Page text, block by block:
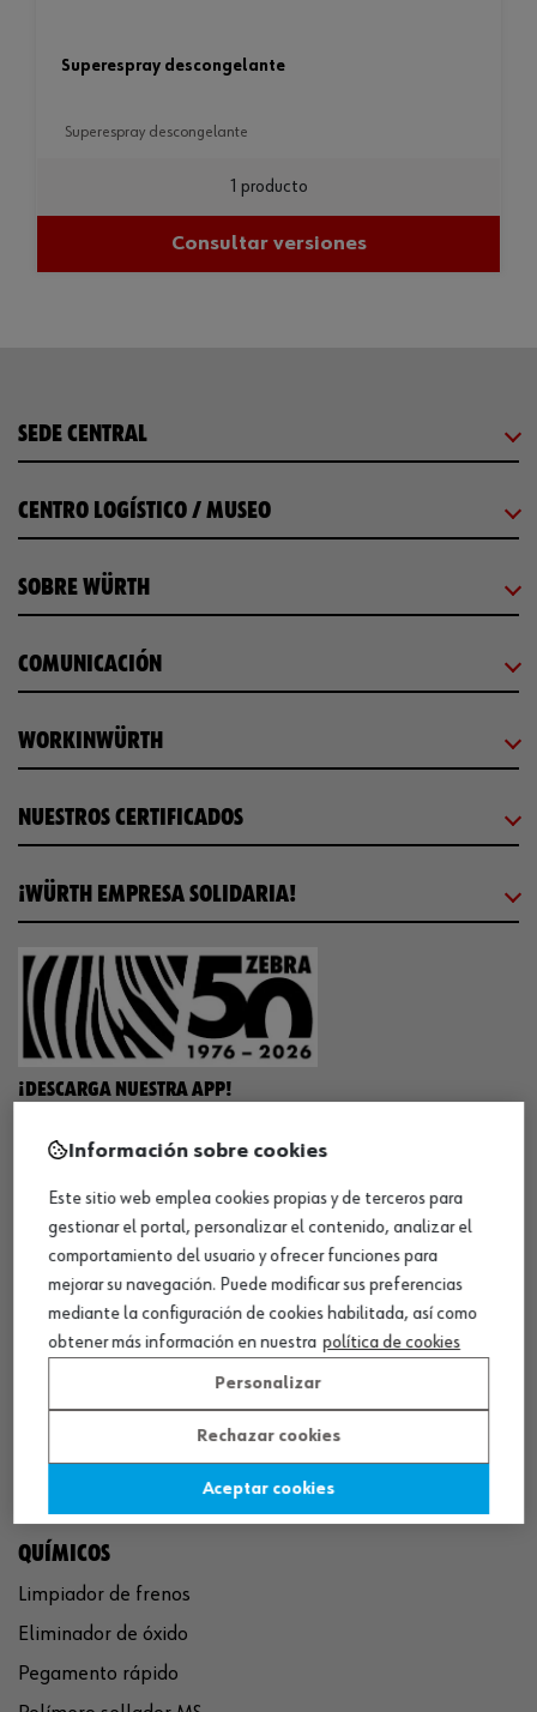
superespray descongelante
superespray descongelante
1 producto
Consultar versiones
SEDE CENTRAL
CENTRO LOGÍSTICO / MUSEO
SOBRE WÜRTH
COMUNICACIÓN
WORKINWÜRTH
NUESTROS CERTIFICADOS
¡WÜRTH EMPRESA SOLIDARIA!
¡DESCARGA NUESTRA APP!
MÉTODOS DE PAGO
¡SÍGUENOS!
QUÍMICOS
Limpiador de frenos
Eliminador de óxido
Pegamento rápido
Información sobre cookies
Este sitio web emplea cookies propias y de terceros para
gestionar el portal, personalizar el contenido, analizar el
comportamiento del usuario y ofrecer funciones para
mejorar su navegación. Puede modificar sus preferencias
mediante la configuración de cookies habilitada, así como
obtener más información en nuestra política de cookies
Personalizar
Rechazar cookies
Aceptar cookies